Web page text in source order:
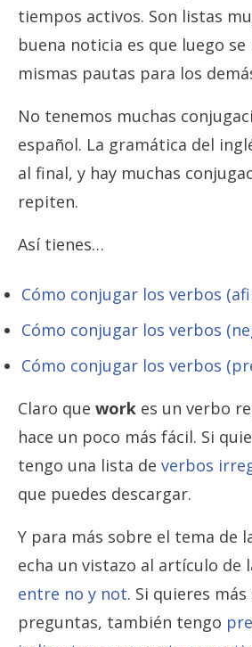
tiempos activos. Son listas
buena noticia es que luego
mismas pautas para los
No tenemos muchas
español. La gramática del
al final, y hay muchas
repiten.
Así tienes…
Cómo conjugar los verbos
Cómo conjugar los verbos
Cómo conjugar los verbos
Claro que work es un verbo
hace un poco más fácil. Si
tengo una lista de verbos
que puedes descargar.
Y para más sobre el tema de
echa un vistazo al artículo de
entre no y not. Si quieres
preguntas, también tengo